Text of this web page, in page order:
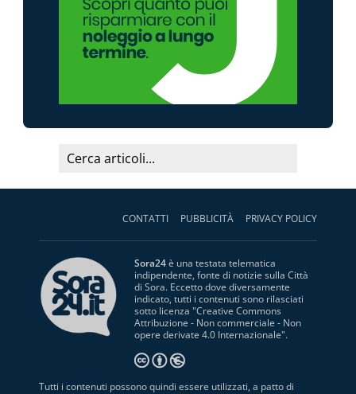
CONTATTI PUBBLICITÀ PRIVACY POLICY
Sora24è una testata telematica
indipendente, fonte di notizie sulla Città
di Sora. Eccetto dove diversamente
indicato, tutti i contenuti sono rilasciati
sotto licenza "Creative Commons
Attribuzione - Non commerciale - Non
opere derivate 4.0 Internazionale".
Tutti i contenuti possono quindi essere utilizzati, a patto di